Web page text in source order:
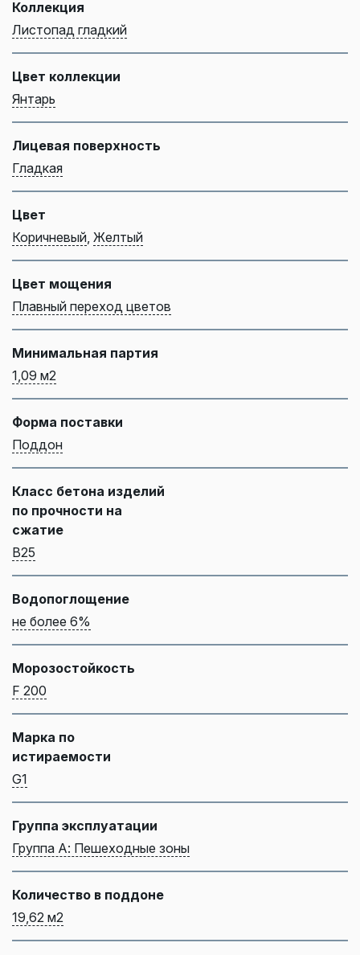
Коллекция
Листопад гладкий
Цвет коллекции
Янтарь
Лицевая поверхность
Гладкая
Цвет
Коричневый Желтый
Цвет мощения
Плавный переход цветов
Минимальная партия
1,09 м2
Форма поставки
Поддон
Класс бетона изделий
по прочности на
сжатие
B25
Водопоглощение
не более 6%
Морозостойкость
F 200
Марка по
истираемости
G1
Группа эксплуатации
Группа А: Пешеходные зоны
Количество в поддоне
19,62 м2